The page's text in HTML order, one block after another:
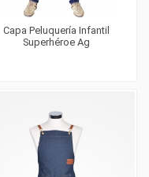
Capa Peluquería Infantil
Superhéroe Ag